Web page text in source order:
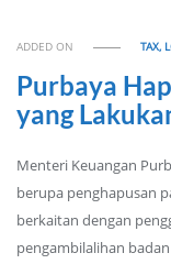
ADDED ON TAX,
Purbaya
yang
Menteri Keuangan
berupa penghapusan
berkaitan dengan
pengambilalihan